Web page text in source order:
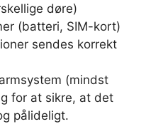
døre)
(batteri, SIM-kort)
sendes korrekt
(mindst
for at sikre, at det
pålideligt.